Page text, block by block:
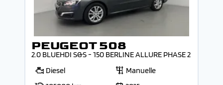
PEUGEOT 508
2.0 BLUEHDI S&S - 150 BERLINE ALLURE PHASE 2
Diesel
Manuelle